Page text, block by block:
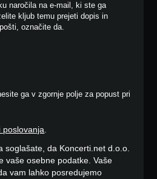
naročila na e-mail, ki ste ga
kljub temu prejeti dopis in
označite da.
ga v zgornje polje za popust pri
poslovanja.
soglašate, da Koncerti.net d.o.o.
vaše osebne podatke. Vaše
vam lahko posredujemo